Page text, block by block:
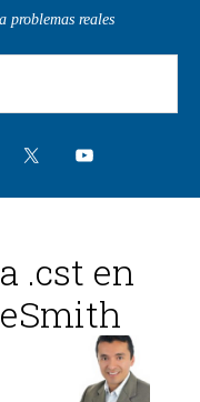
problemas reales
.cst en